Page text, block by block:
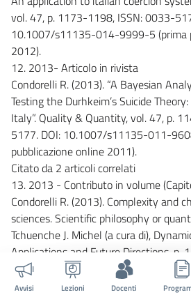
vol. 47, p. 1173-1198, ISSN: 0033-
10.1007/s11135-014-9999-5 (prima
2012).
12. 2013- Articolo in rivista
Condorelli R. (2013). “A Bayesian
Testing the Durhkeim’s Suicide
Italy”. Quality & Quantity, vol. 47, p.
5177. DOI: 10.1007/s11135-011-
pubblicazione online 2011).
Citato da 2 articoli correlati
13. 2013 - Contributo in volume
Condorelli R. (2013). Complexity and
sciences. Scientific philosophy or
Tchuenche J. Michel (a cura di),
Applications and Future Directions, p.
Publisher, Inc., New York, ISBN: 978-
14. 2012- Articolo in rivista
Avvisi Lezioni Docenti